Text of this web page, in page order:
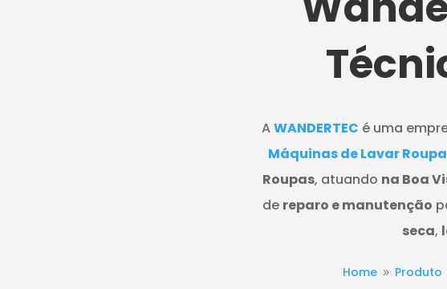
AWANDERTEC é uma
Máquinas de Lavar
Roupas, atuando na Boa
de reparo e manutenção
seca,
Home 9 Produto